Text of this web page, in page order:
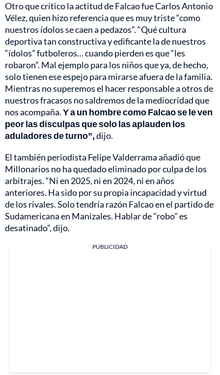
Otro que crítico la actitud de Falcao fue Carlos Antonio
Vélez, quien hizo referencia que es muy triste “como
nuestros ídolos se caen a pedazos”. “Qué cultura
deportiva tan constructiva y edificante la de nuestros
“ídolos” futboleros… cuando pierden es que “les
robaron”. Mal ejemplo para los niños que ya, de hecho,
solo tienen ese espejo para mirarse afuera de la familia.
Mientras no superemos el hacer responsable a otros de
nuestros fracasos no saldremos de la mediocridad que
nos acompaña.Y a un hombre como Falcao se le ven
peor las disculpas que solo las aplauden los
aduladores de turno”,dijo.
El también periodista Felipe Valderrama añadió que
Millonarios no ha quedado eliminado por culpa de los
arbitrajes. “Ni en 2025, ni en 2024, ni en años
anteriores. Ha sido por su propia incapacidad y virtud
de los rivales. Solo tendría razón Falcao en el partido de
Sudamericana en Manizales. Hablar de "robo" es
desatinado”, dijo.
PUBLICIDAD